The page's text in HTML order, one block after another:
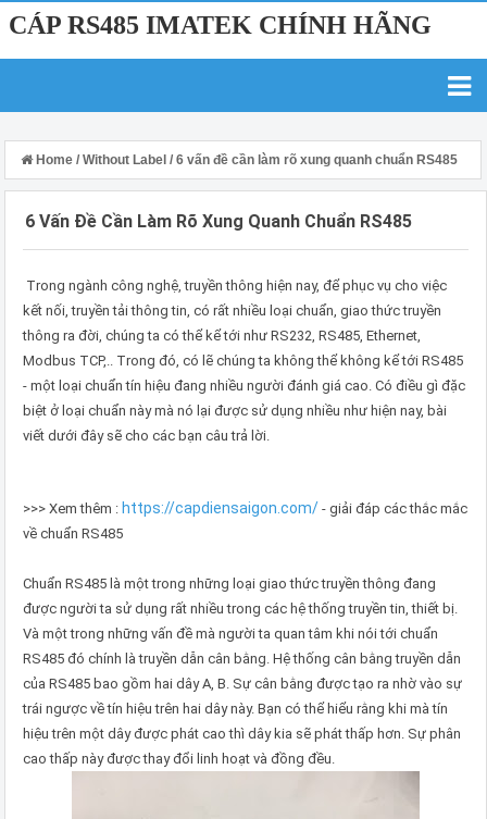
CÁP RS485 IMATEK CHÍNH HÃNG
Home / Without Label / 6 vấn đề cần làm rõ xung quanh chuẩn RS485
6 Vấn Đề Cần Làm Rõ Xung Quanh Chuẩn RS485
Trong ngành công nghệ, truyền thông hiện nay, để phục vụ cho việc
kết nối, truyền tải thông tin, có rất nhiều loại chuẩn, giao thức truyền
thông ra đời, chúng ta có thể kể tới như RS232, RS485, Ethernet,
Modbus TCP,.. Trong đó, có lẽ chúng ta không thể không kể tới RS485
- một loại chuẩn tín hiệu đang nhiều người đánh giá cao. Có điều gì đặc
biệt ở loại chuẩn này mà nó lại được sử dụng nhiều như hiện nay, bài
viết dưới đây sẽ cho các bạn câu trả lời.
>>> Xem thêm : https://capdiensaigon.com/ - giải đáp các thắc mắc
về chuẩn RS485
Chuẩn RS485 là một trong những loại giao thức truyền thông đang
được người ta sử dụng rất nhiều trong các hệ thống truyền tin, thiết bị.
Và một trong những vấn đề mà người ta quan tâm khi nói tới chuẩn
RS485 đó chính là truyền dẫn cân bằng. Hệ thống cân bằng truyền dẫn
của RS485 bao gồm hai dây A, B. Sự cân bằng được tạo ra nhờ vào sự
trái ngược về tín hiệu trên hai dây này. Bạn có thể hiểu rằng khi mà tín
hiệu trên một dây được phát cao thì dây kia sẽ phát thấp hơn. Sự phân
cao thấp này được thay đổi linh hoạt và đồng đều.